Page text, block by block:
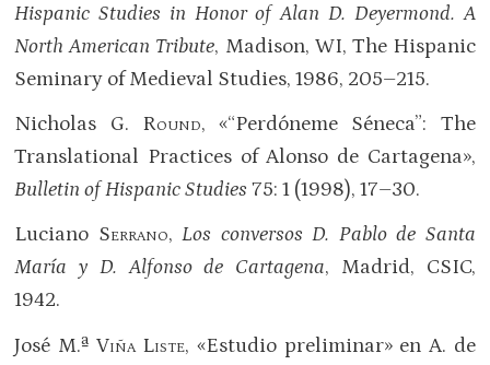
Hispanic Studies in Honor of Alan D. Deyermond. A
North American Tribute, Madison, WI, The Hispanic
Seminary of Medieval Studies, 1986, 205–215.
Nicholas G. Round, «“Perdóneme Séneca”: The
Translational Practices of Alonso de Cartagena»,
Bulletin of Hispanic Studies75: 1 (1998), 17–30.
Luciano Serrano, Los conversos D. Pablo de Santa
María y D. Alfonso de Cartagena, Madrid, CSIC,
1942.
José M.ª Viña Liste, «Estudio preliminar» en A. de